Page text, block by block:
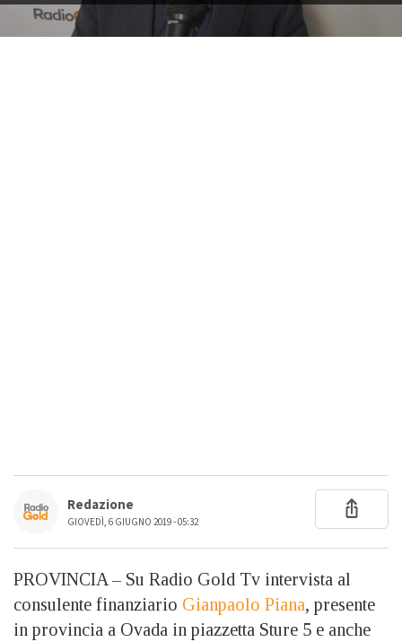
Redazione
GIOVEDÌ, 6 GIUGNO 2019 - 05:32
PROVINCIA – Su Radio Gold Tv intervista al
consulente finanziario Gianpaolo Piana, presente
in provincia a Ovada in piazzetta Sture 5 e anche